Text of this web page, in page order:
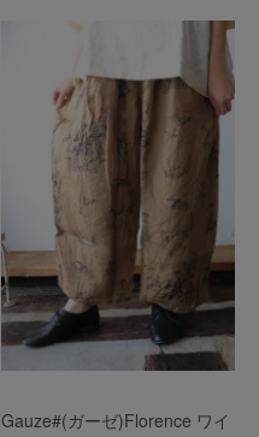
Gauze#(ガーゼ)Florence ワイ